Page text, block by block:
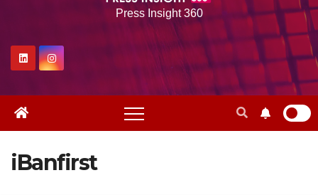
Press Insight 360
iBanfirst